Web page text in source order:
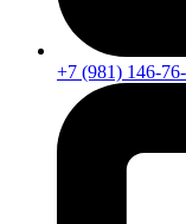
+7 (981) 146-